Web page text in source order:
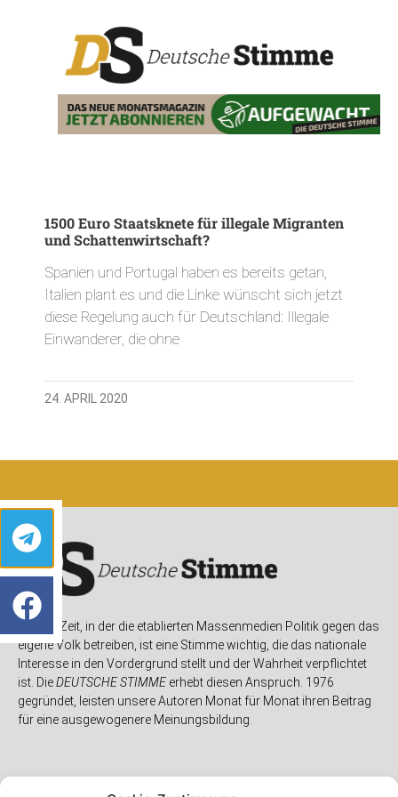
1500 Euro Staatsknete für illegale Migranten
und Schattenwirtschaft?
Spanien und Portugal haben es bereits getan,
Italien plant es und die Linke wünscht sich jetzt
diese Regelung auch für Deutschland: Illegale
Einwanderer, die ohne
24. APRIL 2020
In einer Zeit, in der die etablierten Massenmedien Politik gegen das
eigene Volk betreiben, ist eine Stimme wichtig, die das nationale
Interesse in den Vordergrund stellt und der Wahrheit verpflichtet
ist. DieDEUTSCHE STIMMEerhebt diesen Anspruch. 1976
gegründet, leisten unsere Autoren Monat für Monat ihren Beitrag
für eine ausgewogenere Meinungsbildung.